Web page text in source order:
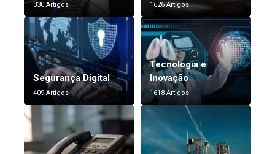
330 Artigos 1626 Artigos
Segurança Digital
409 Artigos
Tecnologia e
Inovação
1618 Artigos